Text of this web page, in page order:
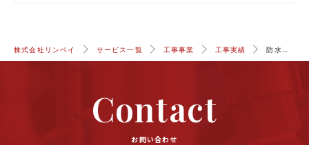
株式会社リンペイ サービス一覧 工事事業 工事実績 防水防食工事
Contact
お問い合わせ